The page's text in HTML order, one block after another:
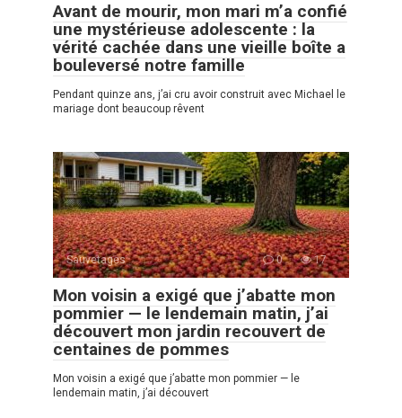
Avant de mourir, mon mari m’a confié
une mystérieuse adolescente : la
vérité cachée dans une vieille boîte a
bouleversé notre famille
Pendant quinze ans, j’ai cru avoir construit avec Michael le
mariage dont beaucoup rêvent
Sauvetages 0 17
Mon voisin a exigé que j’abatte mon
pommier — le lendemain matin, j’ai
découvert mon jardin recouvert de
centaines de pommes
Mon voisin a exigé que j’abatte mon pommier — le
lendemain matin, j’ai découvert